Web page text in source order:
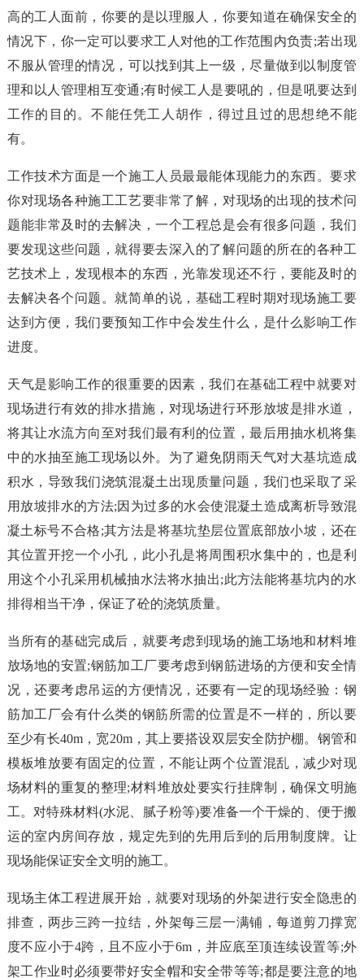
高的工人面前，你要的是以理服人，你要知道在确保安全的
情况下，你一定可以要求工人对他的工作范围内负责;若出现
不服从管理的情况，可以找到其上一级，尽量做到以制度管
理和以人管理相互变通;有时候工人是要吼的，但是吼要达到
工作的目的。不能任凭工人胡作，得过且过的思想绝不能
有。
工作技术方面是一个施工人员最最能体现能力的东西。要求
你对现场各种施工工艺要非常了解，对现场的出现的技术问
题能非常及时的去解决，一个工程总是会有很多问题，我们
要发现这些问题，就得要去深入的了解问题的所在的各种工
艺技术上，发现根本的东西，光靠发现还不行，要能及时的
去解决各个问题。就简单的说，基础工程时期对现场施工要
达到方便，我们要预知工作中会发生什么，是什么影响工作
进度。
天气是影响工作的很重要的因素，我们在基础工程中就要对
现场进行有效的排水措施，对现场进行环形放坡是排水道，
将其让水流方向至对我们最有利的位置，最后用抽水机将集
中的水抽至施工现场以外。为了避免阴雨天气对大基坑造成
积水，导致我们浇筑混凝土出现质量问题，我们也采取了采
用放坡排水的方法;因为过多的水会使混凝土造成离析导致混
凝土标号不合格;其方法是将基坑垫层位置底部放小坡，还在
其位置开挖一个小孔，此小孔是将周围积水集中的，也是利
用这个小孔采用机械抽水法将水抽出;此方法能将基坑内的水
排得相当干净，保证了砼的浇筑质量。
当所有的基础完成后，就要考虑到现场的施工场地和材料堆
放场地的安置;钢筋加工厂要考虑到钢筋进场的方便和安全情
况，还要考虑吊运的方便情况，还要有一定的现场经验：钢
筋加工厂会有什么类的钢筋所需的位置是不一样的，所以要
至少有长40m，宽20m，其上要搭设双层安全防护棚。钢管和
模板堆放要有固定的位置，不能让两个位置混乱，减少对现
场材料的重复的整理;材料堆放处要实行挂牌制，确保文明施
工。对特殊材料(水泥、腻子粉等)要准备一个干燥的、便于搬
运的室内房间存放，规定先到的先用后到的后用制度牌。让
现场能保证安全文明的施工。
现场主体工程进展开始，就要对现场的外架进行安全隐患的
排查，两步三跨一拉结，外架每三层一满铺，每道剪刀撑宽
度不应小于4跨，且不应小于6m，并应底至顶连续设置等;外
架工作业时必须要带好安全帽和安全带等等;都是要注意的地